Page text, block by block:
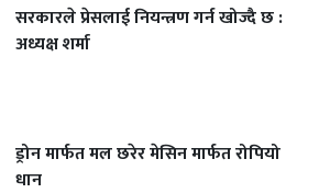
सरकारले प्रेसलाई नियन्त्रण गर्न खोज्दै छ :
अध्यक्ष शर्मा
ड्रोन मार्फत मल छरेर मेसिन मार्फत रोपियो
धान